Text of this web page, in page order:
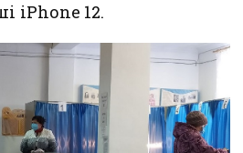
iPhone 12.